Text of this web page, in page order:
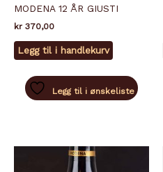
MODENA 12 ÅR GIUSTI
kr 370,00
Legg til i handlekurv
Legg til i ønskeliste